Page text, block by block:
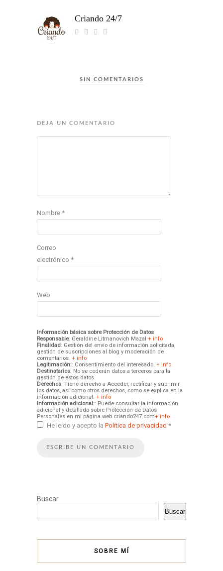
Criando 24/7
SIN COMENTARIOS
DEJA UN COMENTARIO
Nombre *
Correo
electrónico *
Web
Información básica sobre Protección de Datos
Responsable: Geraldine Litmanovich Mazal + info
Finalidad: Gestión del envío de información solicitada,
gestión de suscripciones al blog y moderación de
comentarios. + info
Legitimación:: Consentimiento del interesado. + info
Destinatarios: No se cederán datos a terceros para la
gestión de estos datos.
Derechos: Tiene derecho a Acceder, rectificar y suprimir
los datos, así como otros derechos, como se explica en la
información adicional. + info
Información adicional:: Puede consultar la información
adicional y detallada sobre Protección de Datos
Personales en mi página web criando247.com+ info
He leído y acepto la Política de privacidad *
Buscar
Buscar
SOBRE MÍ